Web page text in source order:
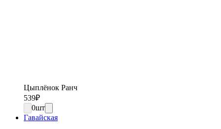
Цыплёнок Ранч
539₽
0шт
Гавайская